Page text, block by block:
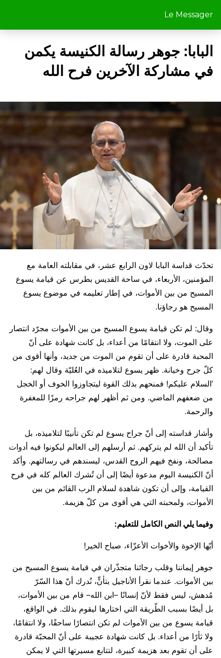
Le Messager
البابا: جوهر رسالة الكنيسة يكمن
في مشاركة الآخرين فرح الله
تحدّث قداسة البابا لاون الرابع عشر، في مقابلته العامة مع
المؤمنين، الأربعاء، في ساحة القديس بطرس عن قيامة يسوع
المسيح من بين الأموات، في إطار تعليمه في موضوع يسوع
المسيح هو رجاؤنا.
وقال: لم تكن قيامة يسوع المسيح من بين الأموات مجرّد انتصار
على الموت، ولا انتقامًا من أعداء، بل كانت شهادة على أنّ
المحبة قادرة على أن تقوم من الموت من جديد، وأنها أقوى من
كلّ جرح وخيانة. ظهر يسوع لتلاميذه في العُليّة وقال لهم:
’السلام عليكم! فمنحهم بذلك القوة ليتجاوزوا الخوف أو الخجل
من ضعفهم الماضي. ومن ثم أظهر لهم جراحه رمزًا للمغفرة
والرحمة.
وأشار قداسته إلى أنّ جراح يسوع لم تكن تأنيبًا لتلاميذه، بل
تأكيد أن الله لم يتركهم. ثم أرسلهم إلى العالم ليكونوا فيه أدوات
مصالحة، ونفخ فيهم الروح القدس، ليسندهم في رسالتهم. وأكد
أنّ الكنيسة اليوم مدعوة أيضًا إلى أن تُشرك العالم كله في فرح
القيامة، وإلى أن تكون شاهدة لسلام الرب القائم من بين
الأموات، ولمحبته التي هي أقوى من كلّ هزيمة.
وفيما يلي النص الكامل للتعليم:
أيّها الإخوة والأخوات الأعزّاء، صباح الخير!
جوهر إيماننا وقلب رجائنا متجذّران في قيامة يسوع المسيح من
بين الأموات. عندما نقرأ الأناجيل بتأنٍّ، نُدرك أنّ هذا السّرّ
مُدهش، ليس فقط لأنّ إنسانًا –ابن الله– قام من بين الأموات،
بل أيضًا بسبب الطّريقة التي اختارها ليقوم بذلك. في الواقع،
قيامة يسوع من بين الأموات لم تكن انتصارًا ساحقًا، ولا انتقامًا،
ولا ثأرًا من أعداء. بل كانت شهادة عجيبة على أنّ المحبّة قادرة
على أن تقوم بعد هزيمة كبيرة، لتتابع مسيرتها التي لا يمكن